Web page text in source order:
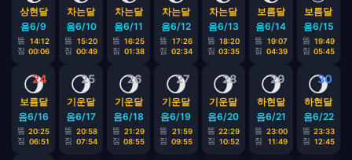
상현달
음6/9
뜸
14:12
짐 00:06
차는달
음6/10
뜸
15:20
짐 00:49
차는달
음6/11
뜸 16:25
짐 01:38
차는달
음6/12
뜸
17:26
짐 02:34
차는달
음6/13
뜸 18:20
짐 03:35
보름달
음6/14
뜸
19:07
짐 04:39
보름달
음6/15
뜸 19:49
짐 05:45
24
🌖
보름달
음6/16
뜸 20:25
짐 06:51
25
🌖
기운달
음6/17
뜸 20:58
짐 07:54
26
🌖
기운달
음6/18
뜸 21:29
짐 08:55
27
🌖
기운달
음6/19
뜸
21:59
짐 09:55
28
🌖
기운달
음6/20
뜸 22:29
짐 10:52
29
🌖
하현달
음6/21
뜸 23:00
짐
11:49
30
🌖
하현달
음6/22
뜸 23:33
짐 12:45